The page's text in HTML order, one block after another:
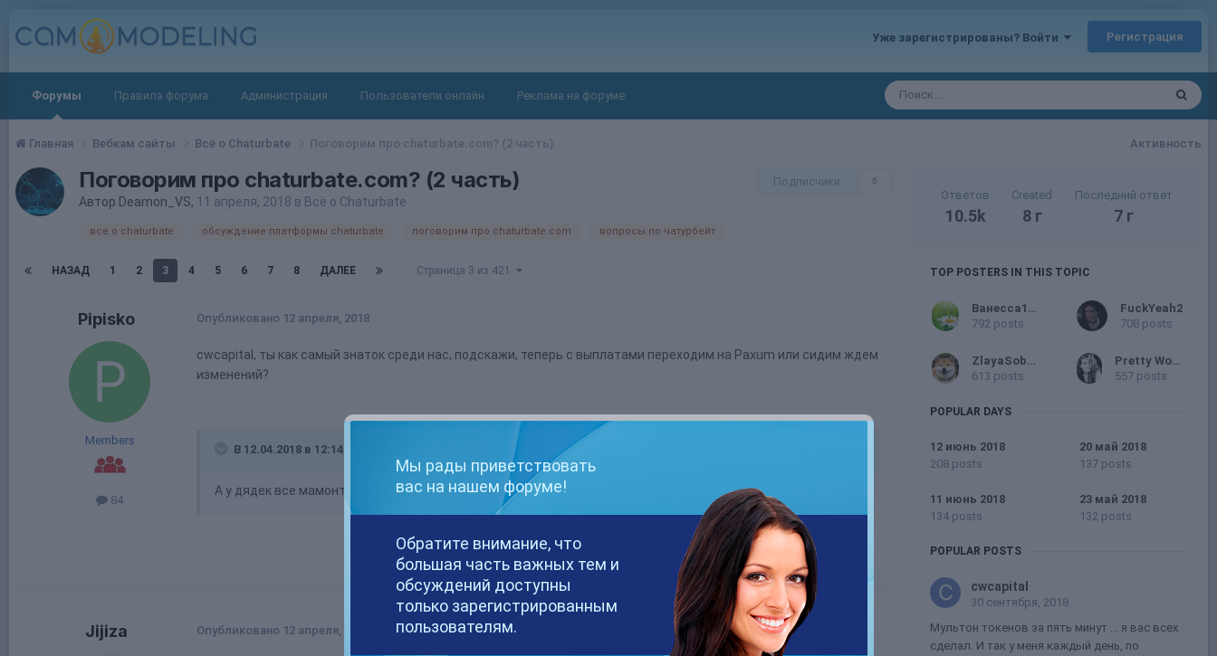
Уже зарегистрированы? Войти Регистрация
Форумы Правила форума Администрация Пользователи онлайн Реклама на форуме
Активность
Главная Вебкам сайты Всё о Chaturbate Поговорим про chaturbate.com? (2 часть)
Подписчики 0
Поговорим про chaturbate.com? (2 часть)
Автор Deamon_VS, 11 апреля, 2018 в Всё о Chaturbate
все о chaturbate обсуждение платформы chaturbate поговорим про chaturbate.com вопросы по чатурбейт
НАЗАД 1 2 3 4 5 6 7 8 ДАЛЕЕ Страница 3 из 421
Pipisko
Members
84
Опубликовано 12 апреля, 2018
cwcapital, ты как самый знаток среди нас, подскажи, теперь с выплатами переходим на Paxum или сидим ждем
изменений?
В 12.04.2018 в 12:14, cwcapital сказал:
А у дядек все мамонты вымерли.
Jijiza Опубликовано 12 апреля, 2018
Ответов
10.5k
Created
8 г
Последний ответ
7 г
TOP POSTERS IN THIS TOPIC
792 posts
FuckYeah2
708 posts
613 posts
557 posts
POPULAR DAYS
12 июнь 2018
208 posts
20 май 2018
137 posts
11 июнь 2018
134 posts
23 май 2018
132 posts
POPULAR POSTS
cwcapital
30 сентября, 2018
Мультон токенов за пять минут ... я вас всех
сделал. И так у меня каждый день, по
Мы рады приветствовать
вас на нашем форуме!
Обратите внимание, что
большая часть важных тем и
обсуждений доступны
только зарегистрированным
пользователям.